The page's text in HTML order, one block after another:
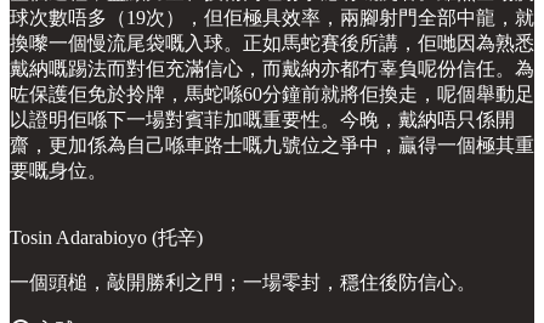
球次數唔多（19次），但佢極具效率，兩腳射門全部中龍，就
換嚟一個慢流尾袋嘅入球。正如馬蛇賽後所講，佢哋因為熟悉
戴納嘅踢法而對佢充滿信心，而戴納亦都冇辜負呢份信任。為
咗保護佢免於拎牌，馬蛇喺60分鐘前就將佢換走，呢個舉動足
以證明佢喺下一場對賓菲加嘅重要性。今晚，戴納唔只係開
齋，更加係為自己喺車路士嘅九號位之爭中，贏得一個極其重
要嘅身位。
Tosin Adarabioyo (托辛)
一個頭槌，敲開勝利之門；一場零封，穩住後防信心。